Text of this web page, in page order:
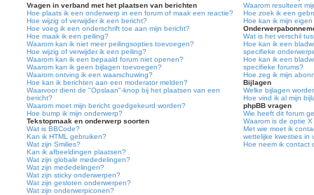
Vragen in verband met het plaatsen van berichten
Hoe plaats ik een onderwerp in een forum of maak een reactie?
Hoe wijzig of verwijder ik een bericht?
Hoe voeg ik een onderschrift toe aan mijn bericht?
Hoe maak ik een peiling?
Waarom kan ik niet meer peilingsopties toevoegen?
Hoe wijzig of verwijder ik een peiling?
Waarom kan ik een bepaald forum niet openen?
Waarom kan ik geen bijlagen toevoegen?
Waarom ontving ik een waarschuwing?
Hoe kan ik berichten aan een moderator melden?
Waarvoor dient de "Opslaan"-knop bij het plaatsen van een
bericht?
Waarom moet mijn bericht goedgekeurd worden?
Hoe bump ik mijn onderwerp?
Tekstopmaak en onderwerp soorten
Wat is BBCode?
Kan ik HTML gebruiken?
Wat zijn Smilies?
Kan ik afbeeldingen plaatsen?
Wat zijn globale mededelingen?
Wat zijn mededelingen?
Wat zijn sticky onderwerpen?
Wat zijn gesloten onderwerpen?
Wat zijn onderwerpiconen?
Waarom resulteert
Hoe zoek ik een
Hoe kan ik mijn
Wat is het verschil
Hoe kan ik een
specifieke
Hoe kan ik een
specifieke forums?
Hoe zeg ik mijn
Bijlagen
Welke bijlagen
Hoe vind ik al mijn
phpBB vragen
Wie heeft dit forum
Waarom is de optie
Met wie moet ik
wettelijke kwesties in
Hoe neem ik contact